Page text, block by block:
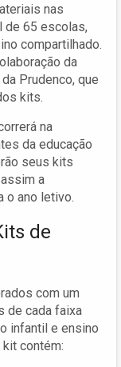
nas
de 65 escolas,
compartilhado.
da
Prudenco, que
kits.
na
da educação
seus kits
a
o ano letivo.
de
com um
de cada faixa
infantil e ensino
contém: